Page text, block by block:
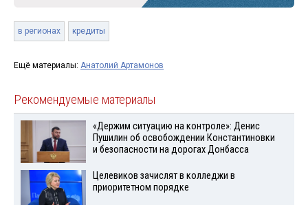
в регионах кредиты
Ещё материалы: Анатолий Артамонов
Рекомендуемые материалы
«Держим ситуацию на контроле»: Денис
Пушилин об освобождении Константиновки
и безопасности на дорогах Донбасса
Целевиков зачислят в колледжи в
приоритетном порядке